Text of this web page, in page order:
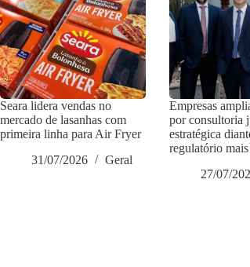
Seara lidera vendas no
mercado de lasanhas com
primeira linha para Air Fryer
31/07/2026
Geral
Empresas
por consultoria
estratégica
regulatório
27/07/